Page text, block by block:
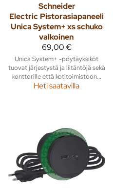
Schneider
Electric Pistorasiapaneeli
Unica System+ xs schuko
valkoinen
69,00 €
Unica System+ -pöytäyksiköt
tuovat järjestystä ja liitäntöjä sekä
konttorille että kotitoimistoon...
Heti saatavilla